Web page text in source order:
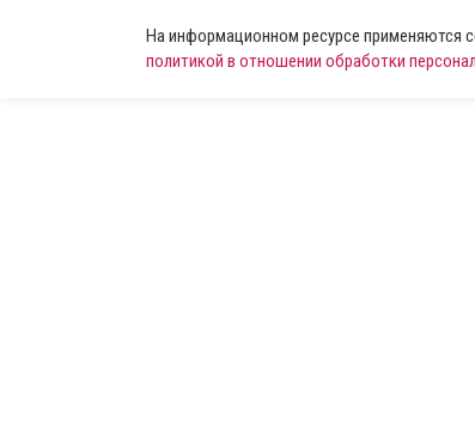
На информационном ресурсе применяются
политикой в отношении обработки